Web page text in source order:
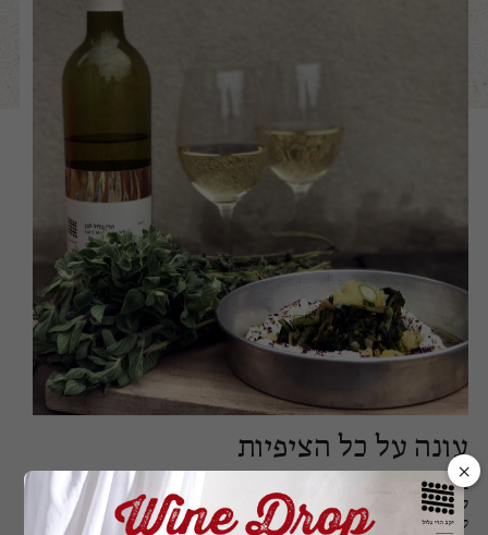
עונה על כל הציפיות
בשנים האחרונות, כמעט בלתי אפשרי לנהל שיחה בנושאים
קולינאריים, בלי לדבר על בישול עונתי. אז נכון, שקצת יותר מסובך
לגשת לשוק, כדי לרכוש ירקות ו...
×